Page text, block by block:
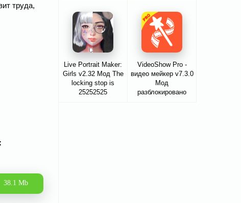
труда,
38.1 Mb
Live Portrait Maker:
Girls v2.32 Мод The
locking stop is
25252525
VideoShow Pro -
видео мейкер v7.3.0
Мод
разблокировано